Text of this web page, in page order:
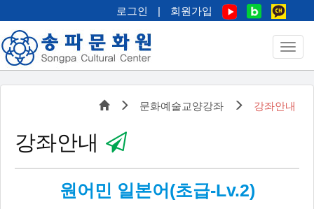
로그인 | 회원가입
문화예술교양강좌 강좌안내
강좌안내
원어민 일본어(초급-Lv.2)